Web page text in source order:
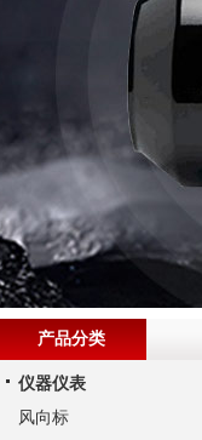
产品分类
仪器仪表
风向标